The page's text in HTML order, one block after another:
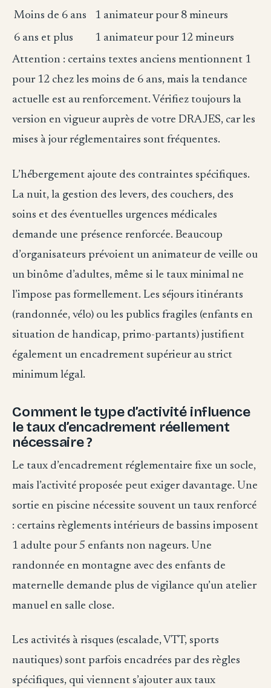
Moins de 6 ans
1 animateur pour 8 mineurs
6 ans et plus
1 animateur pour 12 mineurs
Attention : certains textes anciens mentionnent 1
pour 12 chez les moins de 6 ans, mais la tendance
actuelle est au renforcement. Vérifiez toujours la
version en vigueur auprès de votre DRAJES, car les
mises à jour réglementaires sont fréquentes.
L’hébergement ajoute des contraintes spécifiques.
La nuit, la gestion des levers, des couchers, des
soins et des éventuelles urgences médicales
demande une présence renforcée. Beaucoup
d’organisateurs prévoient un animateur de veille ou
un binôme d’adultes, même si le taux minimal ne
l’impose pas formellement. Les séjours itinérants
(randonnée, vélo) ou les publics fragiles (enfants en
situation de handicap, primo-partants) justifient
également un encadrement supérieur au strict
minimum légal.
Comment le type d’activité influence
le taux d’encadrement réellement
nécessaire ?
Le taux d’encadrement réglementaire fixe un socle,
mais l’activité proposée peut exiger davantage. Une
sortie en piscine nécessite souvent un taux renforcé
: certains règlements intérieurs de bassins imposent
1 adulte pour 5 enfants non nageurs. Une
randonnée en montagne avec des enfants de
maternelle demande plus de vigilance qu’un atelier
manuel en salle close.
Les activités à risques (escalade, VTT, sports
nautiques) sont parfois encadrées par des règles
spécifiques, qui viennent s’ajouter aux taux